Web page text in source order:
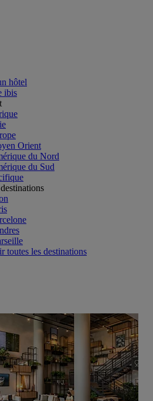
hôtel
ibis
Orient
du Nord
du Sud
toutes les destinations